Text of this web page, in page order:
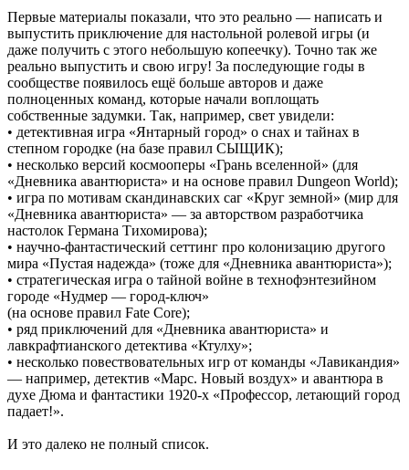
Первые материалы показали, что это реально — написать и
выпустить приключение для настольной ролевой игры (и
даже получить с этого небольшую копеечку). Точно так же
реально выпустить и свою игру! За последующие годы в
сообществе появилось ещё больше авторов и даже
полноценных команд, которые начали воплощать
собственные задумки. Так, например, свет увидели:
• детективная игра «Янтарный город» о снах и тайнах в
степном городке (на базе правил СЫЩИК);
• несколько версий космооперы «Грань вселенной» (для
«Дневника авантюриста» и на основе правил Dungeon World);
• игра по мотивам скандинавских саг «Круг земной» (мир для
«Дневника авантюриста» — за авторством разработчика
настолок Германа Тихомирова);
• научно-фантастический сеттинг про колонизацию другого
мира «Пустая надежда» (тоже для «Дневника авантюриста»);
• стратегическая игра о тайной войне в технофэнтезийном
городе «Нудмер — город-ключ»
(на основе правил Fate Core);
• ряд приключений для «Дневника авантюриста» и
лавкрафтианского детектива «Ктулху»;
• несколько повествовательных игр от команды «Лавикандия»
— например, детектив «Марс. Новый воздух» и авантюра в
духе Дюма и фантастики 1920-х «Профессор, летающий город
падает!».
И это далеко не полный список.